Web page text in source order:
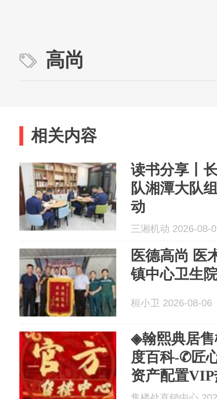
高尚
相关内容
读书分享丨
队湘潭大队
动
三湘机动 2026-08-
医德高尚 医
镇中心卫生
桓小卫 2026-08-06
◈翰熙典居
度百科-✆匠
资产配置VIP